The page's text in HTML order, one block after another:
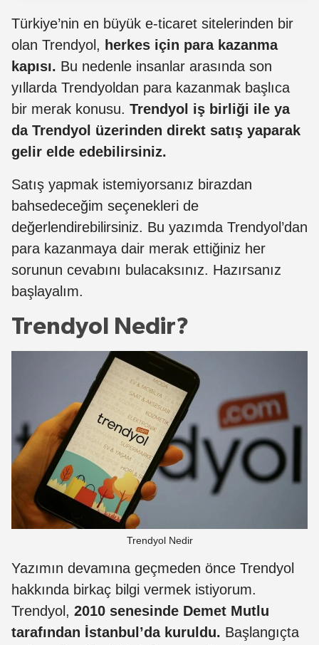
Türkiye’nin en büyük e-ticaret sitelerinden bir
olan Trendyol, herkes için para kazanma
kapısı. Bu nedenle insanlar arasında son
yıllarda Trendyoldan para kazanmak başlıca
bir merak konusu. Trendyol iş birliği ile ya
da Trendyol üzerinden direkt satış yaparak
gelir elde edebilirsiniz.
Satış yapmak istemiyorsanız birazdan
bahsedeceğim seçenekleri de
değerlendirebilirsiniz. Bu yazımda Trendyol’dan
para kazanmaya dair merak ettiğiniz her
sorunun cevabını bulacaksınız. Hazırsanız
başlayalım.
Trendyol Nedir?
Trendyol Nedir
Yazımın devamına geçmeden önce Trendyol
hakkında birkaç bilgi vermek istiyorum.
Trendyol, 2010 senesinde Demet Mutlu
tarafından İstanbul’da kuruldu. Başlangıçta